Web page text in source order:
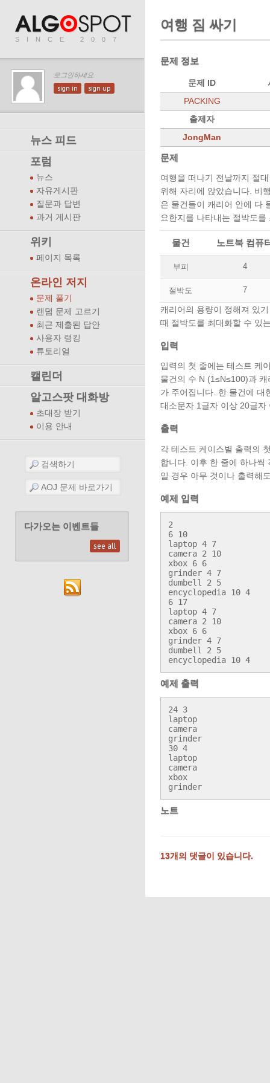
SINCE 2007
로그인하세요.
sign in sign up
뉴스 피드
포럼
뉴스
자유게시판
질문과 답변
과거 게시판
위키
페이지 목록
온라인 저지
문제 풀기
랜덤 문제 고르기
최근 제출된 답안
사용자 랭킹
튜토리얼
캘린더
알고스팟 대화방
초대장 받기
이용 안내
다가오는 이벤트들
see all
여행 짐 싸기
문제 정보
문제 ID
PACKING
출제자
JongMan
문제
여행을 떠나기 전날까지 절
위해 자리에 앉았습니다. 비
은 물건들이 캐리어 안에 다
요한지를 나타내는 절박도
물건 노트북 컴퓨
부피 4
절박도 7
캐리어의 용량이 정해져 있
때 절박도를 최대화할 수 있
입력
입력의 첫 줄에는 테스트 케
물건의 수 N (1≤N≤100)과
가 주어집니다. 한 물건에 대
대소문자 1글자 이상 20글
출력
각 테스트 케이스별 출력의
합니다. 이후 한 줄에 하나씩
일 경우 아무 것이나 출력해
예제 입력
2
6 10
laptop 4 7
camera 2 10
xbox 6 6
grinder 4 7
dumbell 2 5
encyclopedia 10 4
6 17
laptop 4 7
camera 2 10
xbox 6 6
grinder 4 7
dumbell 2 5
encyclopedia 10 4
예제 출력
24 3
laptop
camera
grinder
30 4
laptop
camera
xbox
grinder
노트
13개의 댓글이 있습니다.